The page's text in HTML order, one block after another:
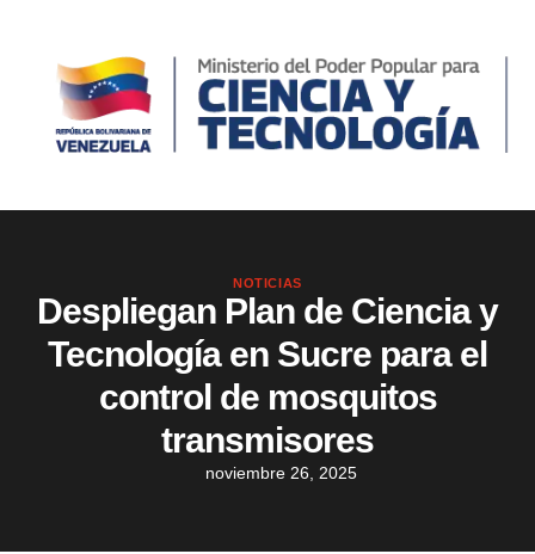
NOTICIAS
Despliegan Plan de Ciencia y
Tecnología en Sucre para el
control de mosquitos
transmisores
noviembre 26, 2025